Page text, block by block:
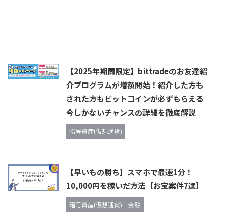
【2025年期間限定】bittradeのお友達紹
介プログラムが増額開始！紹介した方も
された方もビットコインが必ずもらえる
今しかないチャンスの詳細を徹底解説
暗号資産(仮想通貨)
【早いもの勝ち】スマホで最速1分！
10,000円を稼いだ方法【お宝案件7選】
暗号資産(仮想通貨) 金融